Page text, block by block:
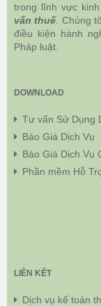
trong lĩnh vực
vấn thuế. Chúng
điều kiện hành
Pháp luật.
DOWNLOAD
Tư vấn Sử Dụng
Báo Giá Dịch Vụ
Báo Giá Dịch Vụ
Phần mềm Hỗ
LIÊN KẾT
Dịch vụ kế toán